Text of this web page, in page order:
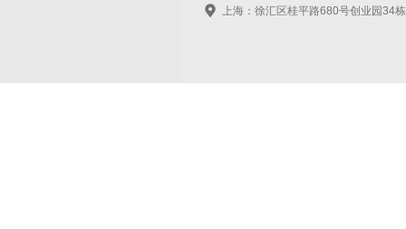
上海：徐汇区桂平路680号创业园34